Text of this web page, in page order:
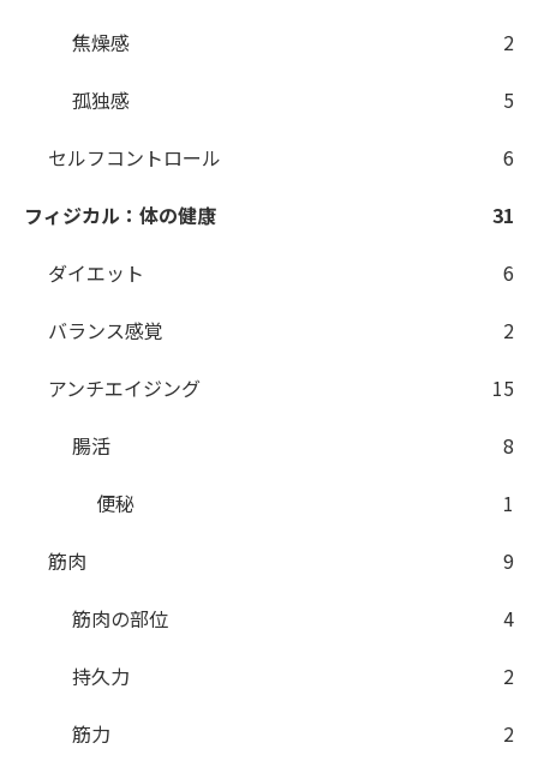
焦燥感
2
孤独感
5
セルフコントロール
6
フィジカル：体の健康
31
ダイエット
6
バランス感覚
2
アンチエイジング
15
腸活
8
便秘
1
筋肉
9
筋肉の部位
4
持久力
2
筋力
2